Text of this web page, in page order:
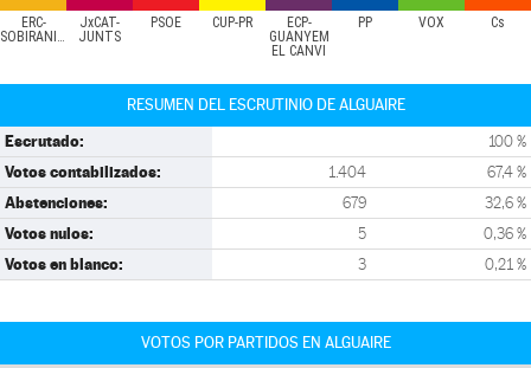
ERC-
SOBIRANISTES
JxCAT-
JUNTS
PSOE CUP-PR
ECP-
GUANYEM
EL CANVI
PP VOX Cs
RESUMEN DEL ESCRUTINIO DE ALGUAIRE
Escrutado: 100 %
Votos contabilizados: 1.404 67,4 %
Abstenciones: 679 32,6 %
Votos nulos: 5 0,36 %
Votos en blanco: 3 0,21 %
VOTOS POR PARTIDOS EN ALGUAIRE